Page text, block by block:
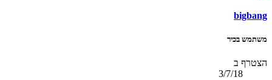
bigbang
משתמש בכיר
הצטרף ב
3/7/18